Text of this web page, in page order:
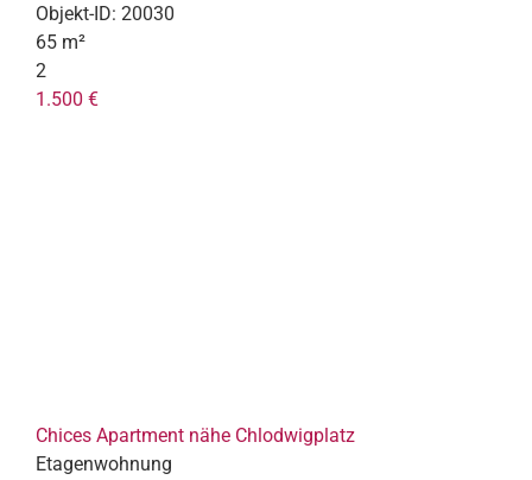
Objekt-ID: 20030
65 m²
2
1.500 €
Chices Apartment nähe Chlodwigplatz
Etagenwohnung